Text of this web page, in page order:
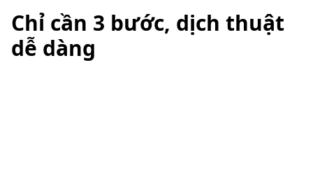
Chỉ cần 3 bước, dịch thuật
dễ dàng